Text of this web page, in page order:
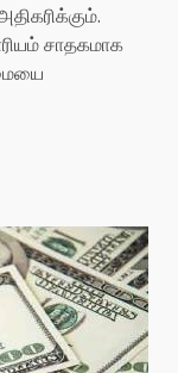
சாதகமாக